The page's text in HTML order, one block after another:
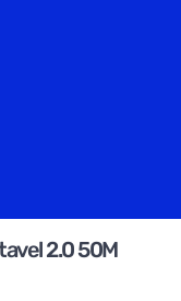
2.0 50M